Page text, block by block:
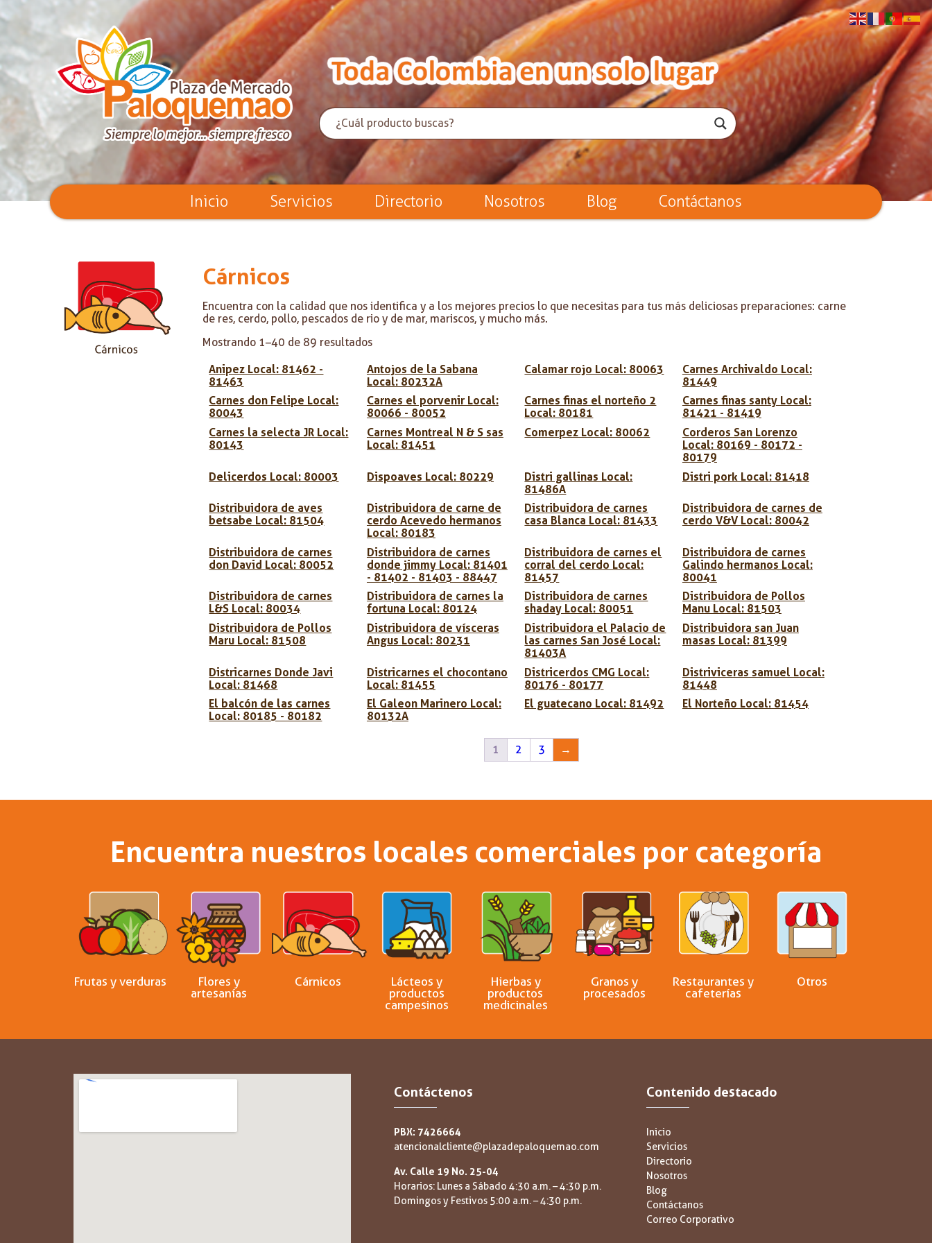
Inicio Servicios Directorio Nosotros Blog Contáctanos
Cárnicos
Encuentra con la calidad que nos identifica y a los mejores precios lo que necesitas para tus más deliciosas preparaciones: carne
de res, cerdo, pollo, pescados de rio y de mar, mariscos, y mucho más.
Mostrando 1–40 de 89 resultados
Anipez Local: 81462 -
81463
Antojos de la Sabana
Local: 80232A
Calamar rojo Local: 80063
Carnes Archivaldo Local:
81449
Carnes don Felipe Local:
80043
Carnes el porvenir Local:
80066 - 80052
Carnes finas el norteño 2
Local: 80181
Carnes finas santy Local:
81421 - 81419
Carnes la selecta JR Local:
80143
Carnes Montreal N & S sas
Local: 81451
Comerpez Local: 80062
Corderos San Lorenzo
Local: 80169 - 80172 -
80179
Delicerdos Local: 80003
Dispoaves Local: 80229
Distri gallinas Local:
81486A
Distri pork Local: 81418
Distribuidora de aves
betsabe Local: 81504
Distribuidora de carne de
cerdo Acevedo hermanos
Local: 80183
Distribuidora de carnes
casa Blanca Local: 81433
Distribuidora de carnes de
cerdo V&V Local: 80042
Distribuidora de carnes
don David Local: 80052
Distribuidora de carnes
donde jimmy Local: 81401
- 81402 - 81403 - 88447
Distribuidora de carnes el
corral del cerdo Local:
81457
Distribuidora de carnes
Galindo hermanos Local:
80041
Distribuidora de carnes
L&S Local: 80034
Distribuidora de carnes la
fortuna Local: 80124
Distribuidora de carnes
shaday Local: 80051
Distribuidora de Pollos
Manu Local: 81503
Distribuidora de Pollos
Maru Local: 81508
Distribuidora de vísceras
Angus Local: 80231
Distribuidora el Palacio de
las carnes San José Local:
81403A
Distribuidora san Juan
masas Local: 81399
Districarnes Donde Javi
Local: 81468
Districarnes el chocontano
Local: 81455
Districerdos CMG Local:
80176 - 80177
Distriviceras samuel Local:
81448
El balcón de las carnes
Local: 80185 - 80182
El Galeon Marinero Local:
80132A
El guatecano Local: 81492 El Norteño Local: 81454
1 2 3 →
Encuentra nuestros locales comerciales por categoría
Frutas y verduras
Flores y
artesanías
Cárnicos
Lácteos y
productos
campesinos
Hierbas y
productos
medicinales
Granos y
procesados
Restaurantes y
cafeterías
Otros
Contáctenos
PBX: 7426664
atencionalcliente@plazadepaloquemao.com
Av. Calle 19 No. 25-04
Horarios: Lunes a Sábado 4:30 a.m. – 4:30 p.m.
Domingos y Festivos 5:00 a.m. – 4:30 p.m.
Contenido destacado
Inicio
Servicios
Directorio
Nosotros
Blog
Contáctanos
Correo Corporativo